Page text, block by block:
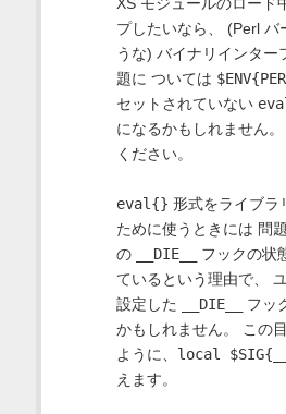
XS モジュールのロード
プしたいなら、 (Perl バ
うな) バイナリインター
題に ついては
セットされていない
になるかもしれません。
ください。
eval{} 形式をライブラ
ために使うときには 問
の
__DIE__
フックの状
ているという理由で、
設定した
__DIE__
フッ
かもしれません。 この
ように、 local
えます。